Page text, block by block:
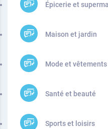
Épicerie et
Maison et jardin
Mode et vêtements
Santé et beauté
Sports et loisirs